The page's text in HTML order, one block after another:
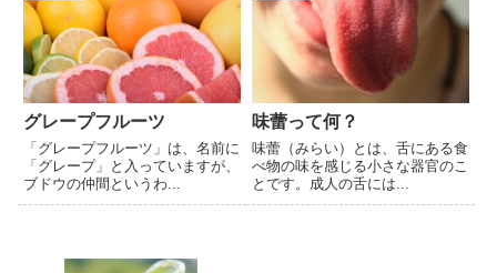
グレープフルーツ
「グレープフルーツ」は、名前に
「グレープ」と入っていますが、
ブドウの仲間というわ...
味蕾って何？
味蕾（みらい）とは、舌にある食
べ物の味を感じる小さな器官のこ
とです。成人の舌には...